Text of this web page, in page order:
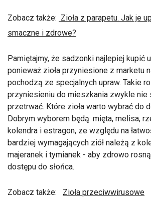
Zobacz także: Zioła z parapetu. Jak je
smaczne i zdrowe?
Pamiętajmy, że sadzonki najlepiej kupić
ponieważ zioła przyniesione z marketu
pochodzą ze specjalnych upraw. Takie
przyniesieniu do mieszkania zwykle nie
przetrwać. Które zioła warto wybrać do
Dobrym wyborem będą: mięta, melisa,
kolendra i estragon, ze względu na
bardziej wymagających ziół należą z
majeranek i tymianek - aby zdrowo
dostępu do słońca.
Zobacz także: Zioła przeciwwirusowe